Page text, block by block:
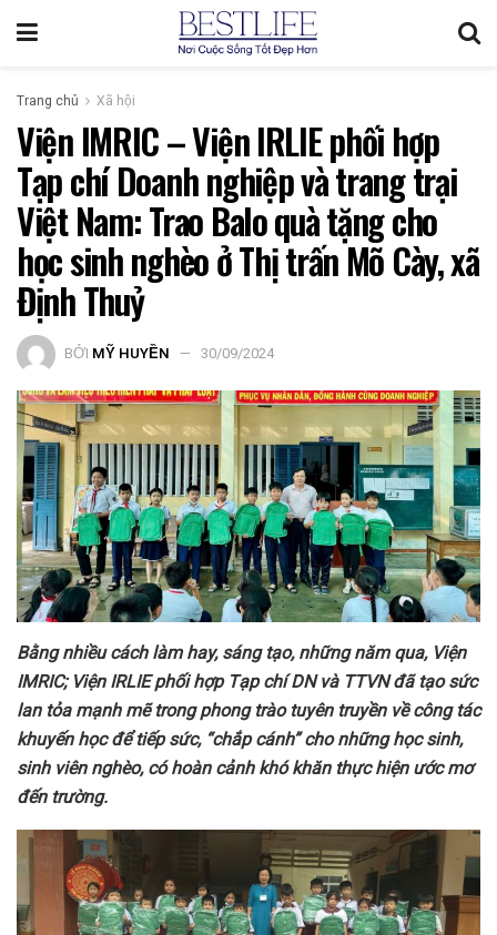
Trang chủ Xã hội
Viện IMRIC – Viện IRLIE phối hợp
Tạp chí Doanh nghiệp và trang trại
Việt Nam: Trao Balo quà tặng cho
học sinh nghèo ở Thị trấn Mõ Cày, xã
Định Thuỷ
BỞI MỸ HUYỀN 30/09/2024
Bằng nhiều cách làm hay, sáng tạo, những năm qua, Viện
IMRIC; Viện IRLIE phối hợp Tạp chí DN và TTVNđã tạo sức
lan tỏa mạnh mẽ trong phong trào tuyêntruyền về công tác
khuyến học để tiếp sức, “chắp cánh” cho những học sinh,
sinh viên nghèo, có hoàn cảnh khó khăn thực hiện ước mơ
đến trường.